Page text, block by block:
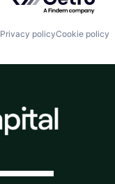
Privacy policyCookie policy